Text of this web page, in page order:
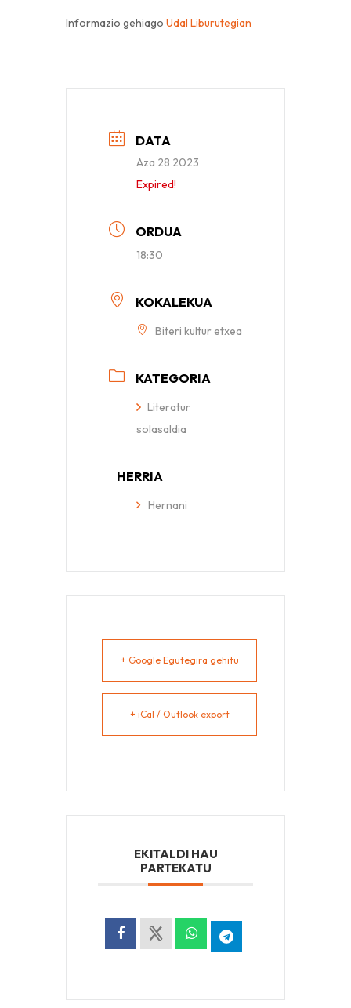
Informazio gehiago Udal Liburutegian
DATA
Aza 28 2023
Expired!
ORDUA
18:30
KOKALEKUA
Biteri kultur etxea
KATEGORIA
Literatur
solasaldia
HERRIA
Hernani
+ Google Egutegira gehitu
+ iCal / Outlook export
EKITALDI HAU
PARTEKATU